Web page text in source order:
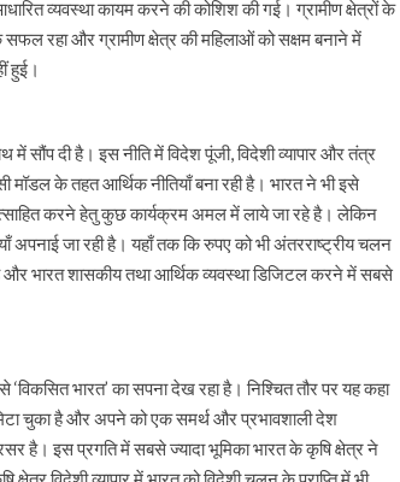
व्यवस्था कायम करने की कोशिश की गई। ग्रामीण क्षेत्रों के
रहा और ग्रामीण क्षेत्र की महिलाओं को सक्षम बनाने में
हुई।
सौंप दी है। इस नीति में विदेश पूंजी, विदेशी व्यापार और तंत्र
मॉडल के तहत आर्थिक नीतियाँ बना रही है। भारत ने भी इसे
करने हेतु कुछ कार्यक्रम अमल में लाये जा रहे है। लेकिन
अपनाई जा रही है। यहाँ तक कि रुपए को भी अंतरराष्ट्रीय चलन
और भारत शासकीय तथा आर्थिक व्यवस्था डिजिटल करने में सबसे
भारत’ का सपना देख रहा है। निश्चित तौर पर यह कहा
चुका है और अपने को एक समर्थ और प्रभावशाली देश
है। इस प्रगति में सबसे ज्यादा भूमिका भारत के कृषि क्षेत्र ने